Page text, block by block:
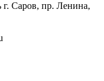
г. Саров, пр. Ленина,